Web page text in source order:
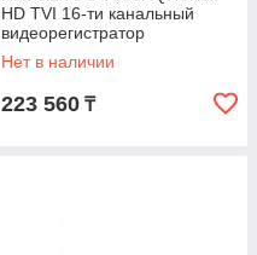
HD TVI 16-ти канальный
видеорегистратор
Нет в наличии
223 560 ₸